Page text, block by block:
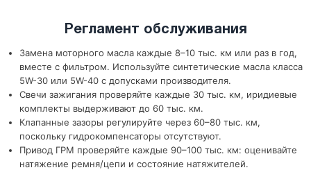
Регламент обслуживания
Замена моторного масла каждые 8–10 тыс. км или раз в год,
вместе с фильтром. Используйте синтетические масла класса
5W-30 или 5W-40 с допусками производителя.
Свечи зажигания проверяйте каждые 30 тыс. км, иридиевые
комплекты выдерживают до 60 тыс. км.
Клапанные зазоры регулируйте через 60–80 тыс. км,
поскольку гидрокомпенсаторы отсутствуют.
Привод ГРМ проверяйте каждые 90–100 тыс. км: оценивайте
натяжение ремня/цепи и состояние натяжителей.